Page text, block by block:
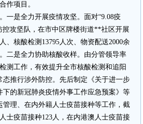
作项目。
一是全力开展疫情攻坚。面对“9.08疫
攻坚队，在市中区牌楼街道**社区开展
、核酸检测13795人次、物资配送2000余
二是全力协助核酸收样。由分管领导率
测工作，有效提升全市核酸检测和追阳
推行涉外防控。先后制定《关于进一步
的新冠肺炎疫情外事工作应急预案》等
理、在内外籍人士疫苗接种等工作，截
士疫苗接种123人，在内港澳人士疫苗接